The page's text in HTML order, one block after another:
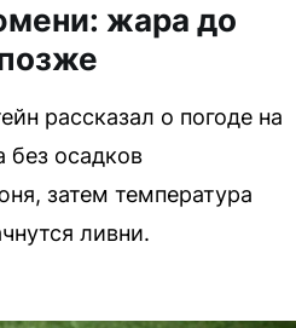
жара до
рассказал о погоде на
осадков
затем температура
ливни.